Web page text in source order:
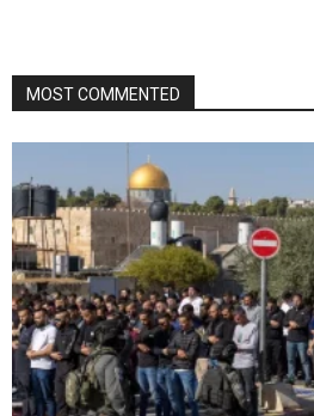
MOST COMMENTED